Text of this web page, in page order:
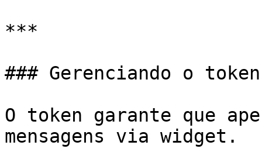
***
### Gerenciando o
O token garante que
mensagens via widget.